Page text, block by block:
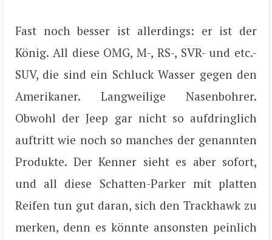
Fast noch besser ist allerdings: er ist der
König. All diese OMG, M-, RS-, SVR- und etc.-
SUV, die sind ein Schluck Wasser gegen den
Amerikaner. Langweilige Nasenbohrer.
Obwohl der Jeep gar nicht so aufdringlich
auftritt wie noch so manches der genannten
Produkte. Der Kenner sieht es aber sofort,
und all diese Schatten-Parker mit platten
Reifen tun gut daran, sich den Trackhawk zu
merken, denn es könnte ansonsten peinlich